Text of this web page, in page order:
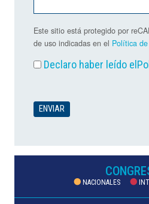
Este sitio está protegido por
de uso indicadas en el Política
Declaro haber leído el
NACIONALES